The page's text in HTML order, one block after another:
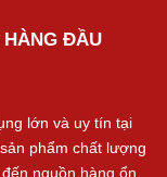
HÀNG ĐẦU
lớn và uy tín tại
phẩm chất lượng
nguồn hàng ổn